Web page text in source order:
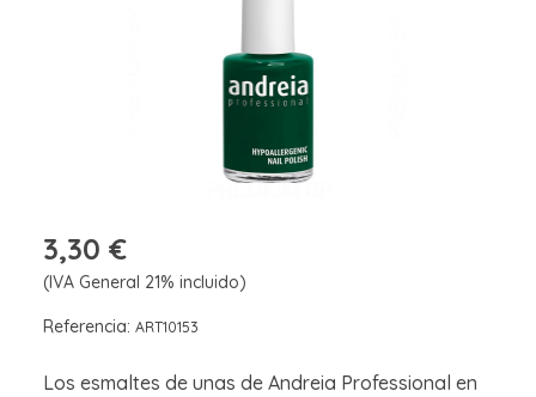
3,30 €
(IVA General 21% incluido)
Referencia: ART10153
Los esmaltes de unas de Andreia Professional en